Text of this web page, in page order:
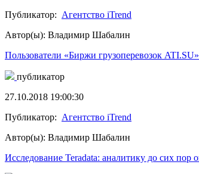
Публикатор: Агентство iTrend
Автор(ы): Владимир Шабалин
Пользователи «Биржи грузоперевозок
публикатор
27.10.2018 19:00:30
Публикатор: Агентство iTrend
Автор(ы): Владимир Шабалин
Исследование Teradata: аналитику до сих пор